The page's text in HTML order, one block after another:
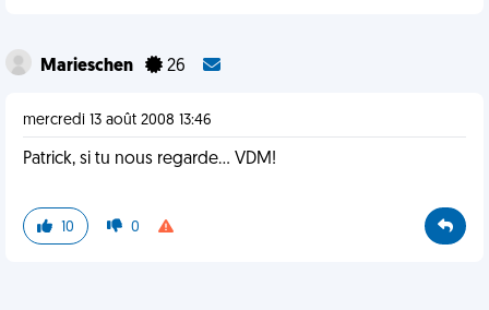
Marieschen 26
mercredi 13 août 2008 13:46
Patrick, si tu nous regarde... VDM!
10 0